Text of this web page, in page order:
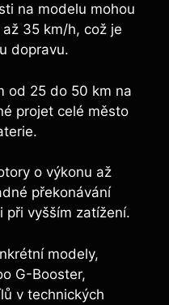
na modelu mohou
35 km/h, což je
dopravu.
od 25 do 50 km na
projet celé město
o výkonu až
překonávání
při vyšším zatížení.
modely,
G-Booster,
v technických